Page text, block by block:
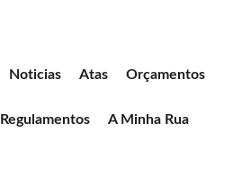
Noticias Atas Orçamentos
Regulamentos A Minha Rua